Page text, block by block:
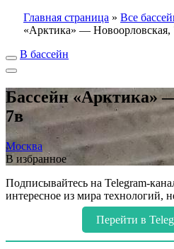
Главная страница » Все
«Арктика» — Новоорловская,
В бассейн
Бассейн «Арктика»
7в
Москва
В избранное
Подписывайтесь на Telegram-
интересное из мира технологий,
Перейти в